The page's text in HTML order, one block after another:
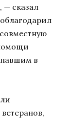
— сказал
в